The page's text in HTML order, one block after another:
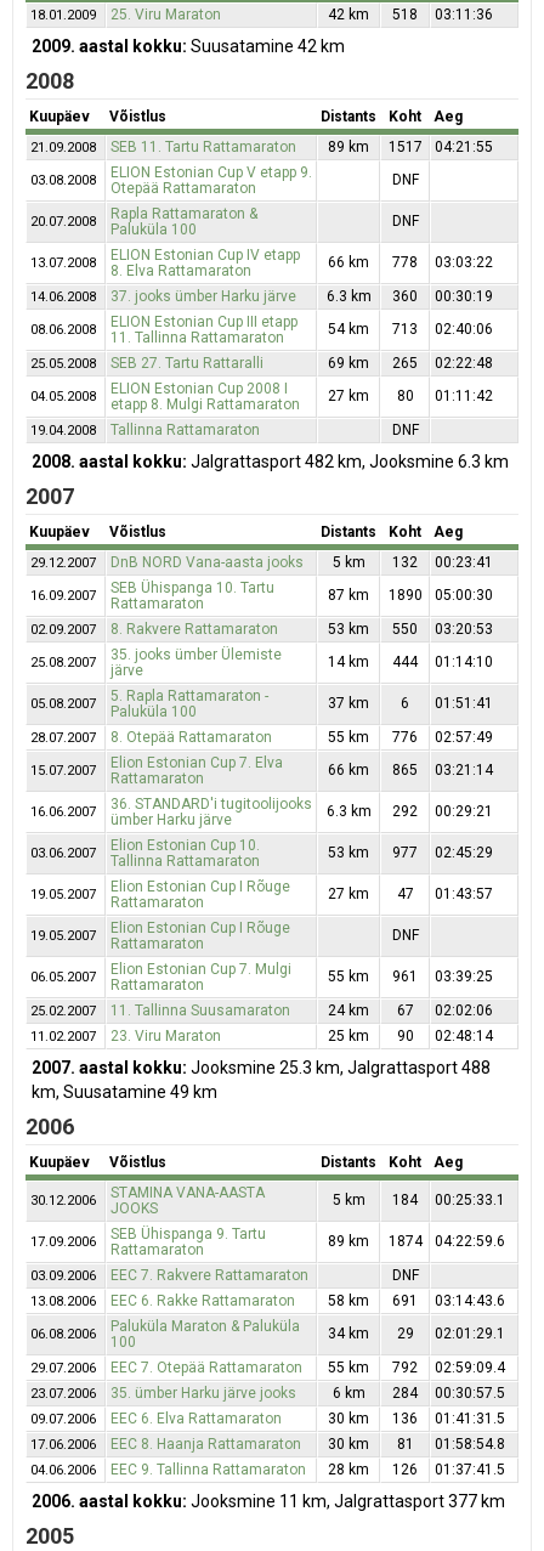
18.01.2009 25. Viru Maraton 42 km 518 03:11:36
2009. aastal kokku: Suusatamine 42 km
2008
Kuupäev Võistlus Distants Koht Aeg
21.09.2008 SEB 11. Tartu Rattamaraton 89 km 1517 04:21:55
03.08.2008
ELION Estonian Cup V etapp 9.
Otepää Rattamaraton
DNF
20.07.2008
Rapla Rattamaraton &
Paluküla 100
DNF
13.07.2008
ELION Estonian Cup IV etapp
8. Elva Rattamaraton
66 km 778 03:03:22
14.06.2008 37. jooks ümber Harku järve 6.3 km 360 00:30:19
08.06.2008
ELION Estonian Cup III etapp
11. Tallinna Rattamaraton
54 km 713 02:40:06
25.05.2008 SEB 27. Tartu Rattaralli 69 km 265 02:22:48
04.05.2008
ELION Estonian Cup 2008 I
etapp 8. Mulgi Rattamaraton
27 km 80 01:11:42
19.04.2008 Tallinna Rattamaraton DNF
2008. aastal kokku: Jalgrattasport 482 km, Jooksmine 6.3 km
2007
Kuupäev Võistlus Distants Koht Aeg
29.12.2007 DnB NORD Vana-aasta jooks 5 km 132 00:23:41
16.09.2007
SEB Ühispanga 10. Tartu
Rattamaraton
87 km 1890 05:00:30
02.09.2007 8. Rakvere Rattamaraton 53 km 550 03:20:53
25.08.2007
35. jooks ümber Ülemiste
järve
14 km 444 01:14:10
05.08.2007
5. Rapla Rattamaraton -
Paluküla 100
37 km 6 01:51:41
28.07.2007 8. Otepää Rattamaraton 55 km 776 02:57:49
15.07.2007
Elion Estonian Cup 7. Elva
Rattamaraton
66 km 865 03:21:14
16.06.2007
36. STANDARD'i tugitoolijooks
ümber Harku järve
6.3 km 292 00:29:21
03.06.2007
Elion Estonian Cup 10.
Tallinna Rattamaraton
53 km 977 02:45:29
19.05.2007
Elion Estonian Cup I Rõuge
Rattamaraton
27 km 47 01:43:57
19.05.2007
Elion Estonian Cup I Rõuge
Rattamaraton
DNF
06.05.2007
Elion Estonian Cup 7. Mulgi
Rattamaraton
55 km 961 03:39:25
25.02.2007 11. Tallinna Suusamaraton 24 km 67 02:02:06
11.02.2007 23. Viru Maraton 25 km 90 02:48:14
2007. aastal kokku: Jooksmine 25.3 km, Jalgrattasport 488
km, Suusatamine 49 km
2006
Kuupäev Võistlus Distants Koht Aeg
30.12.2006
STAMINA VANA-AASTA
JOOKS
5 km 184 00:25:33.1
17.09.2006
SEB Ühispanga 9. Tartu
Rattamaraton
89 km 1874 04:22:59.6
03.09.2006 EEC 7. Rakvere Rattamaraton DNF
13.08.2006 EEC 6. Rakke Rattamaraton 58 km 691 03:14:43.6
06.08.2006
Paluküla Maraton & Paluküla
100
34 km 29 02:01:29.1
29.07.2006 EEC 7. Otepää Rattamaraton 55 km 792 02:59:09.4
23.07.2006 35. ümber Harku järve jooks 6 km 284 00:30:57.5
09.07.2006 EEC 6. Elva Rattamaraton 30 km 136 01:41:31.5
17.06.2006 EEC 8. Haanja Rattamaraton 30 km 81 01:58:54.8
04.06.2006 EEC 9. Tallinna Rattamaraton 28 km 126 01:37:41.5
2006. aastal kokku: Jooksmine 11 km, Jalgrattasport 377 km
2005